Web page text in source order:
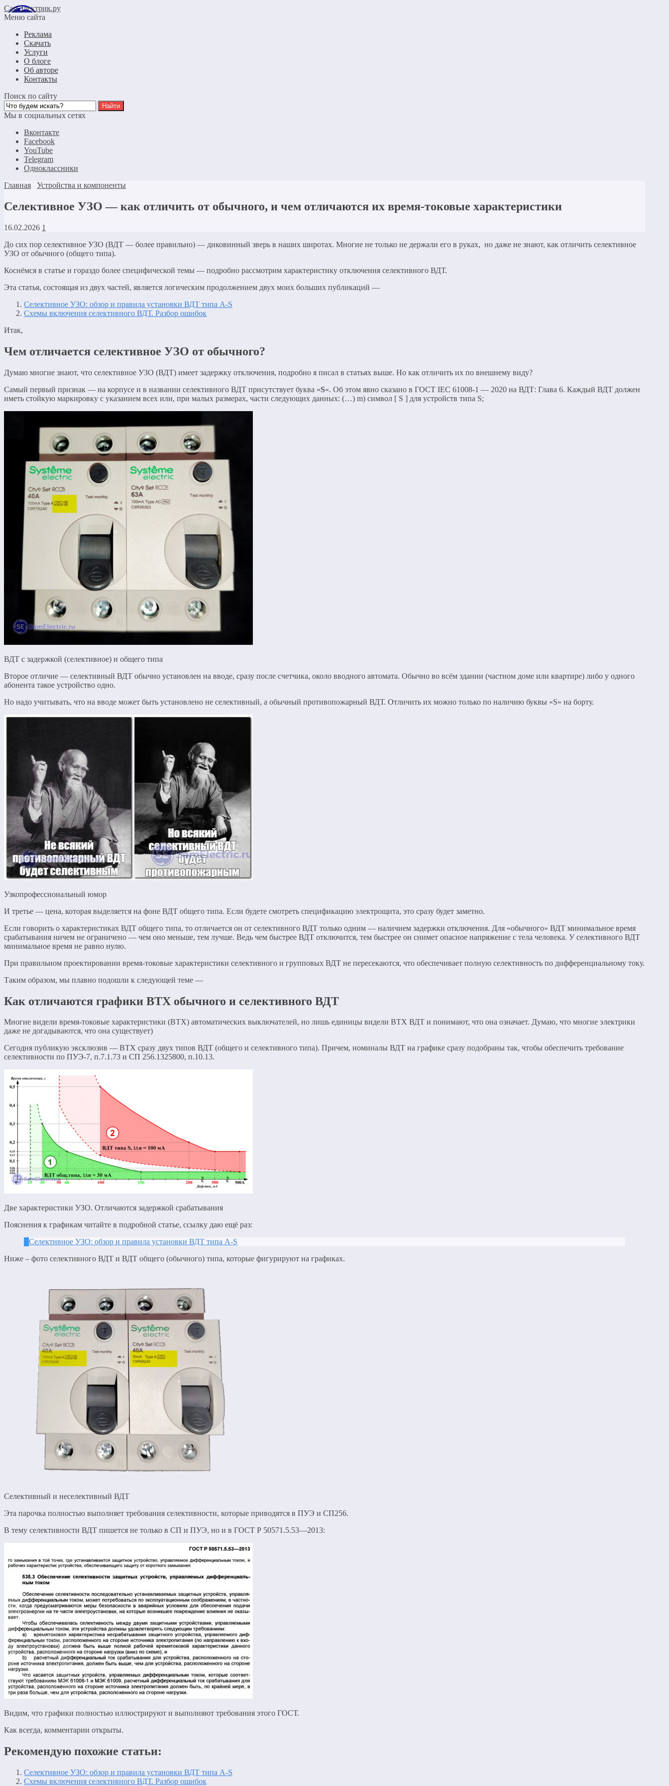
СамЭлектрик.ру
Меню сайта
Реклама
Скачать
Услуги
О блоге
Об авторе
Контакты
Поиск по сайту
Мы в социальных сетях
Вконтакте
Facebook
YouTube
Telegram
Одноклассники
Главная
Устройства и компоненты
Селективное УЗО — как отличить от обычного, и чем отличаются их время-токовые характеристики
16.02.2026 1
До сих пор селективное УЗО (ВДТ — более правильно) — диковинный зверь в наших широтах. Многие не только не держали его в руках, но даже не знают, как отличить селективное
УЗО от обычного (общего типа).
Коснёмся в статье и гораздо более специфической темы — подробно рассмотрим характеристику отключения селективного ВДТ.
Эта статья, состоящая из двух частей, является логическим продолжением двух моих больших публикаций —
Селективное УЗО: обзор и правила установки ВДТ типа A-S
Схемы включения селективного ВДТ. Разбор ошибок
Итак,
Чем отличается селективное УЗО от обычного?
Думаю многие знают, что селективное УЗО (ВДТ) имеет задержку отключения, подробно я писал в статьях выше. Но как отличить их по внешнему виду?
Самый первый признак — на корпусе и в названии селективного ВДТ присутствует буква «S«. Об этом явно сказано в ГОСТ IEC 61008-1 — 2020 на ВДТ: Глава 6. Каждый ВДТ должен
иметь стойкую маркировку с указанием всех или, при малых размерах, части следующих данных: (…) m) символ [ S ] для устройств типа S;
ВДТ с задержкой (селективное) и общего типа
Второе отличие — селективный ВДТ обычно установлен на вводе, сразу после счетчика, около вводного автомата. Обычно во всём здании (частном доме или квартире) либо у одного
абонента такое устройство одно.
Но надо учитывать, что на вводе может быть установлено не селективный, а обычный противопожарный ВДТ. Отличить их можно только по наличию буквы «S» на борту.
Узкопрофессиональный юмор
И третье — цена, которая выделяется на фоне ВДТ общего типа. Если будете смотреть спецификацию электрощита, это сразу будет заметно.
Если говорить о характеристиках ВДТ общего типа, то отличается он от селективного ВДТ только одним — наличием задержки отключения. Для «обычного» ВДТ минимальное время
срабатывания ничем не ограничено — чем оно меньше, тем лучше. Ведь чем быстрее ВДТ отключится, тем быстрее он снимет опасное напряжение с тела человека. У селективного ВДТ
минимальное время не равно нулю.
При правильном проектировании время-токовые характеристики селективного и групповых ВДТ не пересекаются, что обеспечивает полную селективность по дифференциальному току.
Таким образом, мы плавно подошли к следующей теме —
Как отличаются графики ВТХ обычного и селективного ВДТ
Многие видели время-токовые характеристики (ВТХ) автоматических выключателей, но лишь единицы видели ВТХ ВДТ и понимают, что она означает. Думаю, что многие электрики
даже не догадываются, что она существует)
Сегодня публикую эксклюзив — ВТХ сразу двух типов ВДТ (общего и селективного типа). Причем, номиналы ВДТ на графике сразу подобраны так, чтобы обеспечить требование
селективности по ПУЭ-7, п.7.1.73 и СП 256.1325800, п.10.13.
Две характеристики УЗО. Отличаются задержкой срабатывания
Пояснения к графикам читайте в подробной статье, ссылку даю ещё раз:
Селективное УЗО: обзор и правила установки ВДТ типа A-S
Ниже – фото селективного ВДТ и ВДТ общего (обычного) типа, которые фигурируют на графиках.
Селективный и неселективный ВДТ
Эта парочка полностью выполняет требования селективности, которые приводятся в ПУЭ и СП256.
В тему селективности ВДТ пишется не только в СП и ПУЭ, но и в ГОСТ Р 50571.5.53—2013:
Видим, что графики полностью иллюстрируют и выполняют требования этого ГОСТ.
Как всегда, комментарии открыты.
Рекомендую похожие статьи:
Селективное УЗО: обзор и правила установки ВДТ типа A-S
Схемы включения селективного ВДТ. Разбор ошибок